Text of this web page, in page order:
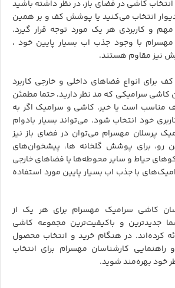
انتخاب کاشی در فضای باز، در نظر داشته باشید
انتخاب می‌کنید یا پوشش کف و بر همین
و کاربردی هر یک مورد توجه قرار گیرد.
با وجود جذب اب بسیار پایین خود ،
نیز مقاوم‌ هستند.
برای انواع فضاهای داخلی و خارجی کاربرد
کاشی سرامیکی که مد نظر دارید، حتما مطمئن
مناسب است یا خیر. کاشی و سرامیک اگر به
خود انتخاب شود، می‌تواند بسیار بادوام
پرسلان مهسرام می‌توان در فضای باز نیز
رو، برای پوشش گلخانه ها، پیشخوان‌های
حیاط و سایر محوطه‌ها یا فضاهای خارجی
با جذب اب بسیار پایین مورد استفاده
کاشی سرامیک مهسرام برای هر یک از
جدیدترین و باکیفیت‌ترین مجموعه کاشی
کرده‌اند. در هنگام خرید و انتخاب محصول
راهنمایی کارشناسان مهسرام برای انتخاب
خود بهره‌مند شوید.